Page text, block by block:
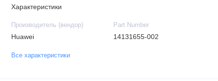
Характеристики
Производитель (вендор)
Huawei
Part Number
14131655-002
Все характеристики